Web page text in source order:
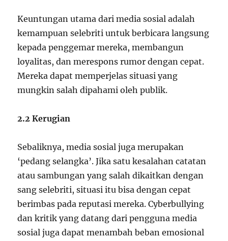
Keuntungan utama dari media sosial adalah
kemampuan selebriti untuk berbicara langsung
kepada penggemar mereka, membangun
loyalitas, dan merespons rumor dengan cepat.
Mereka dapat memperjelas situasi yang
mungkin salah dipahami oleh publik.
2.2 Kerugian
Sebaliknya, media sosial juga merupakan
‘pedang selangka’. Jika satu kesalahan catatan
atau sambungan yang salah dikaitkan dengan
sang selebriti, situasi itu bisa dengan cepat
berimbas pada reputasi mereka. Cyberbullying
dan kritik yang datang dari pengguna media
sosial juga dapat menambah beban emosional